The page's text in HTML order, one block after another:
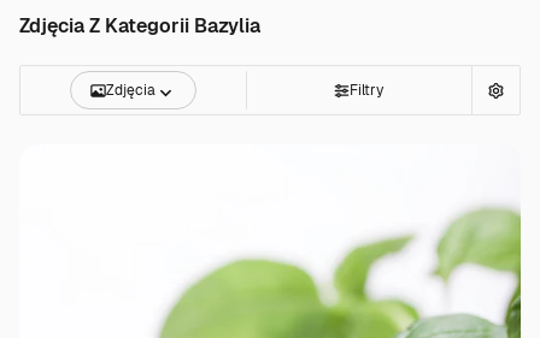
Zdjęcia Z Kategorii Bazylia
Zdjęcia Filtry